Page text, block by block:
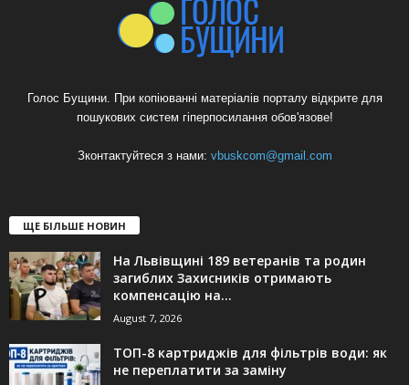
Голос Бущини. При копіюванні матеріалів порталу відкрите для
пошукових систем гіперпосилання обов'язове!
Зконтактуйтеся з нами: vbuskcom@gmail.com
ЩЕ БІЛЬШЕ НОВИН
На Львівщині 189 ветеранів та родин
загиблих Захисників отримають
компенсацію на...
August 7, 2026
ТОП-8 картриджів для фільтрів води: як
не переплатити за заміну